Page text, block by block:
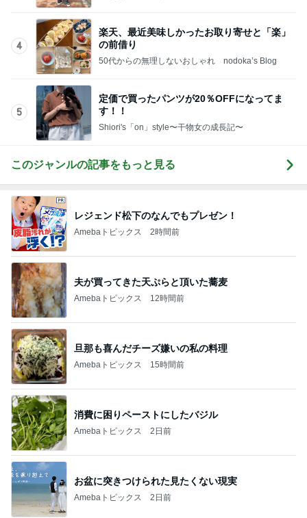
4
楽天、最近美味しかったお取り寄せと「楽」
の前借り
50代からの無理しないおしゃれ nodoka’s Blog
5
定価で買ったパンツが20％OFFになってま
す！！
Shiori's「on」style〜干物女の成長記〜
このジャンルの記事をもっと見る
レジェンド松下のなんでもプレゼン！
Amebaトピックス 2時間前
夫が買ってきた天ぷらと頂いた蕎麦
Amebaトピックス 12時間前
旦那も喜んだチーズ嫌いの私の料理
Amebaトピックス 15時間前
消費に困りペーストにしたバジル
Amebaトピックス 2日前
お盆に突きつけられた見たくない現実
Amebaトピックス 2日前